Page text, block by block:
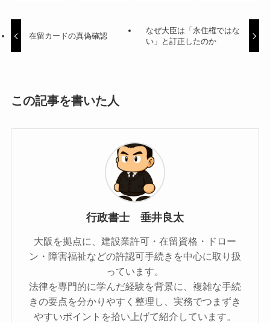
在留カードの真偽確認
なぜ大臣は「永住権ではな
い」と訂正したのか
この記事を書いた人
行政書士 垂井良太
大阪を拠点に、建設業許可・在留資格・ドロー
ン・障害福祉などの許認可手続きを中心に取り扱
っています。
法律を専門的に学んだ経験を背景に、複雑な手続
きの要点を分かりやすく整理し、実務でつまずき
やすいポイントを拾い上げて紹介しています。